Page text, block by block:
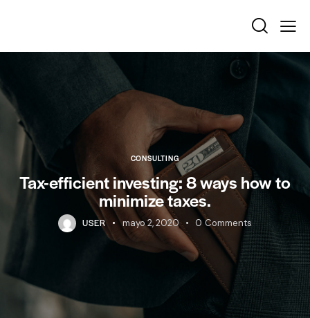
CONSULTING
Tax-efficient investing: 8 ways how to
minimize taxes.
USER mayo 2, 2020 0 Comments